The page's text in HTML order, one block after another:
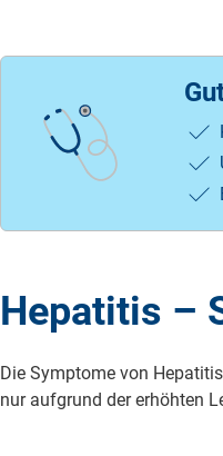
Hepatitis –
Die Symptome von
nur aufgrund der erhöhten